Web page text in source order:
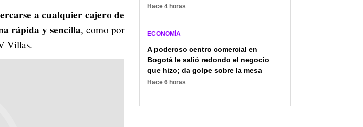
a cualquier cajero de
rápida y sencilla, como por
Villas.
Hace 4 horas
ECONOMÍA
A poderoso centro comercial en
Bogotá le salió redondo el negocio
que hizo; da golpe sobre la mesa
Hace 6 horas